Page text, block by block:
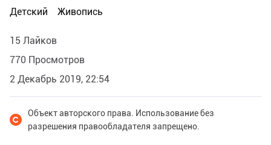
Детский
Живопись
15 Лайков
770 Просмотров
2 Декабрь 2019, 22:54
Объект авторского права. Использование без
разрешения правообладателя запрещено.